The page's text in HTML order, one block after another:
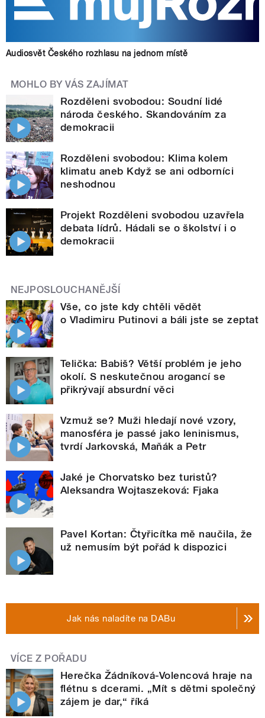
Audiosvět Českého rozhlasu na jednom místě
MOHLO BY VÁS ZAJÍMAT
Rozděleni svobodou: Soudní lidé
národa českého. Skandováním za
demokracii
Rozděleni svobodou: Klima kolem
klimatu aneb Když se ani odborníci
neshodnou
Projekt Rozděleni svobodou uzavřela
debata lídrů. Hádali se o školství i o
demokracii
NEJPOSLOUCHANĚJŠÍ
Vše, co jste kdy chtěli vědět
o Vladimiru Putinovi a báli jste se zeptat
Telička: Babiš? Větší problém je jeho
okolí. S neskutečnou arogancí se
přikrývají absurdní věci
Vzmuž se? Muži hledají nové vzory,
manosféra je passé jako leninismus,
tvrdí Jarkovská, Maňák a Petr
Jaké je Chorvatsko bez turistů?
Aleksandra Wojtaszeková: Fjaka
Pavel Kortan: Čtyřicítka mě naučila, že
už nemusím být pořád k dispozici
Jak nás naladíte na DABu
VÍCE Z POŘADU
Herečka Žádníková-Volencová hraje na
flétnu s dcerami. „Mít s dětmi společný
zájem je dar,“ říká